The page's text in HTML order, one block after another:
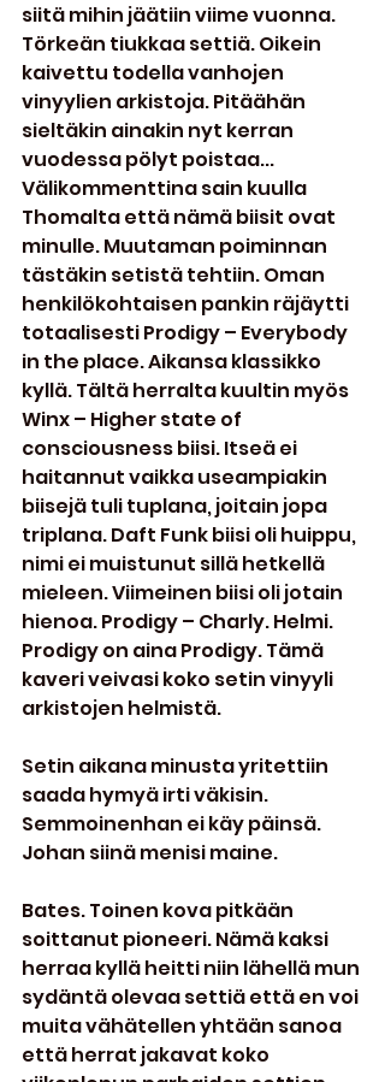
siitä mihin jäätiin viime vuonna.
Törkeän tiukkaa settiä. Oikein
kaivettu todella vanhojen
vinyylien arkistoja. Pitäähän
sieltäkin ainakin nyt kerran
vuodessa pölyt poistaa...
Välikommenttina sain kuulla
Thomalta että nämä biisit ovat
minulle. Muutaman poiminnan
tästäkin setistä tehtiin. Oman
henkilökohtaisen pankin räjäytti
totaalisesti Prodigy – Everybody
in the place. Aikansa klassikko
kyllä. Tältä herralta kuultin myös
Winx – Higher state of
consciousness biisi. Itseä ei
haitannut vaikka useampiakin
biisejä tuli tuplana, joitain jopa
triplana. Daft Funk biisi oli huippu,
nimi ei muistunut sillä hetkellä
mieleen. Viimeinen biisi oli jotain
hienoa. Prodigy – Charly. Helmi.
Prodigy on aina Prodigy. Tämä
kaveri veivasi koko setin vinyyli
arkistojen helmistä.
Setin aikana minusta yritettiin
saada hymyä irti väkisin.
Semmoinenhan ei käy päinsä.
Johan siinä menisi maine.
Bates. Toinen kova pitkään
soittanut pioneeri. Nämä kaksi
herraa kyllä heitti niin lähellä mun
sydäntä olevaa settiä että en voi
muita vähätellen yhtään sanoa
että herrat jakavat koko